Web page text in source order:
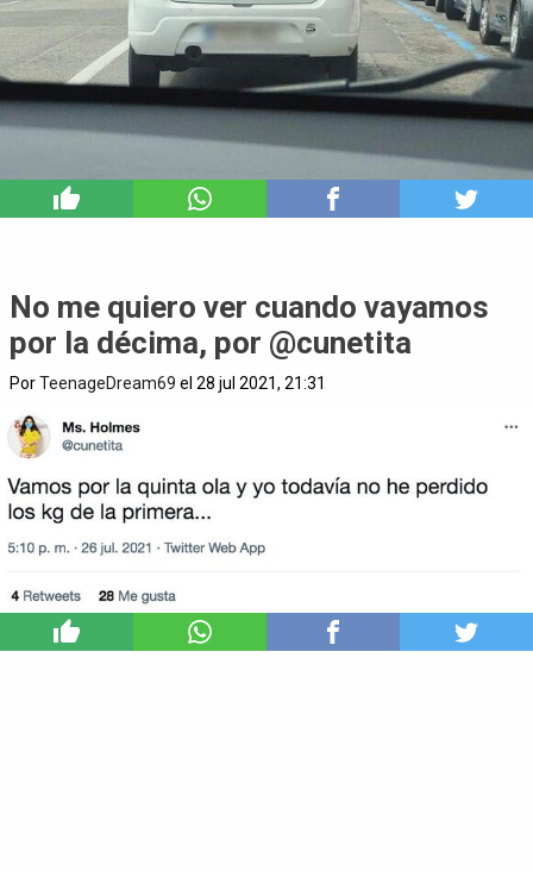
No me quiero ver cuando vayamos
por la décima, por @cunetita
PorTeenageDream69 el 28 jul 2021, 21:31